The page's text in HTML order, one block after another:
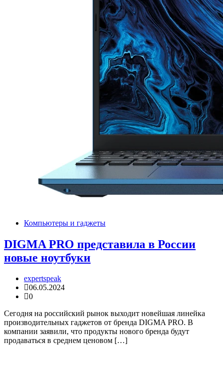
Компьютеры и гаджеты
DIGMA PRO представила в России
новые ноутбуки
expertspeak
06.05.2024
0
Сегодня на российский рынок выходит новейшая линейка
производительных гаджетов от бренда DIGMA PRO. В
компании заявили, что продукты нового бренда будут
продаваться в среднем ценовом […]